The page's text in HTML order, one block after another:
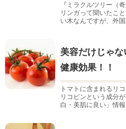
『ミラクルツリー（
リンガって聞いたこ
い木なんですが、外国
美容だけじゃ
健康効果！！
トマトに含まれるリ
リコピンという成分
白・美肌に良い」情